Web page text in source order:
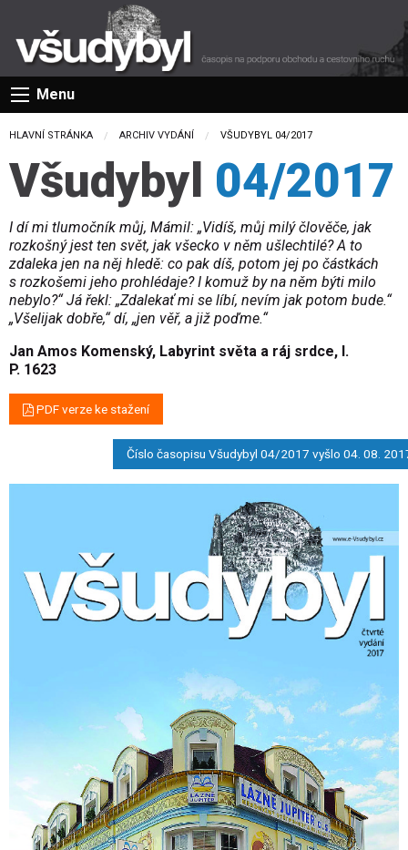
Menu
HLAVNÍ STRÁNKA ARCHIV VYDÁNÍ CURRENT:
VŠUDYBYL 04/2017
Všudybyl 04/2017
I dí mi tlumočník můj, Mámil: „Vidíš, můj milý člověče, jak
rozkošný jest ten svět, jak všecko v něm ušlechtilé? A to
zdaleka jen na něj hledě: co pak díš, potom jej po částkách
s rozkošemi jeho prohlédaje? I komuž by na něm býti milo
nebylo?“ Já řekl: „Zdalekať mi se líbí, nevím jak potom bude.“
„Všelijak dobře,“ dí, „jen věř, a již poďme.“
Jan Amos Komenský, Labyrint světa a ráj srdce, l.
P. 1623
PDF verze ke stažení
Číslo časopisu Všudybyl 04/2017 vyšlo 04. 08.